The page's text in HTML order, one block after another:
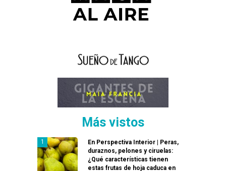
Más vistos
En Perspectiva Interior | Peras,
duraznos, pelones y ciruelas:
¿Qué características tienen
estas frutas de hoja caduca en